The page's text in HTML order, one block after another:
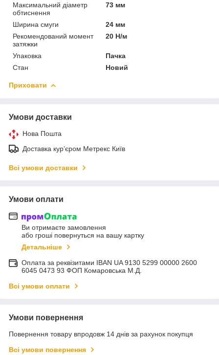
Максимальний діаметр
обтиснення
73 мм
Ширина смуги
24 мм
Рекомендований момент
затяжки
20 Н/м
Упаковка
Пачка
Стан
Новий
Приховати
Умови доставки
Нова Пошта
Доставка курʼєром Метрекс Київ
Всі умови доставки
Умови оплати
Ви отримаєте замовлення
або гроші повернуться на вашу картку
Детальніше
Оплата за реквізитами IBAN UA 9130 5299 00000 2600
6045 0473 93 ФОП Комаровська М.Д.
Всі умови оплати
Умови повернення
Повернення товару впродовж 14 днів за рахунок покупця
Всі умови повернення